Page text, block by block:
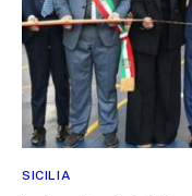
SICILIA